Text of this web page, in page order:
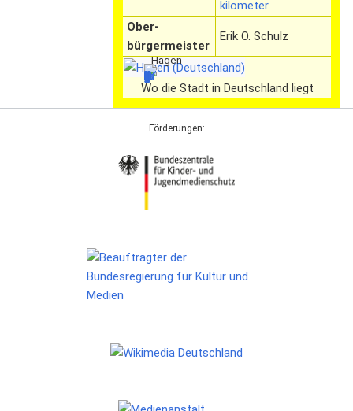
kilometer
Ober­
bürgermeister
Erik O. Schulz
Hagen
Wo die Stadt in Deutschland liegt
Förderungen: